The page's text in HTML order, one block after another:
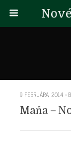
9 FEBRUÁRA, 2014 •
Maňa –